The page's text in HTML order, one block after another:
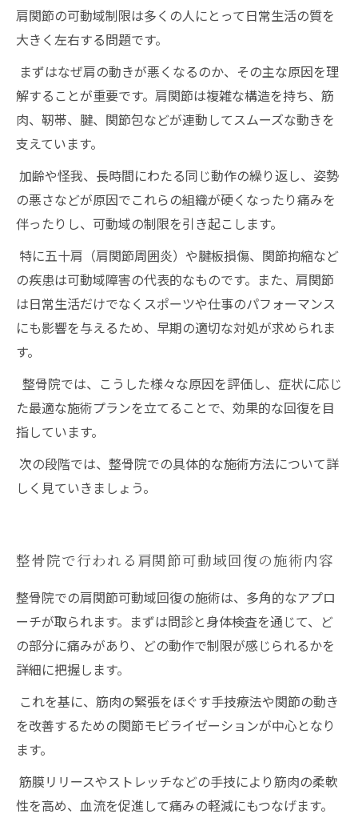
肩関節の可動域制限は多くの人にとって日常生活の質を
大きく左右する問題です。
まずはなぜ肩の動きが悪くなるのか、その主な原因を理
解することが重要です。肩関節は複雑な構造を持ち、筋
肉、靭帯、腱、関節包などが連動してスムーズな動きを
支えています。
加齢や怪我、長時間にわたる同じ動作の繰り返し、姿勢
の悪さなどが原因でこれらの組織が硬くなったり痛みを
伴ったりし、可動域の制限を引き起こします。
特に五十肩（肩関節周囲炎）や腱板損傷、関節拘縮など
の疾患は可動域障害の代表的なものです。また、肩関節
は日常生活だけでなくスポーツや仕事のパフォーマンス
にも影響を与えるため、早期の適切な対処が求められま
す。
整骨院では、こうした様々な原因を評価し、症状に応じ
た最適な施術プランを立てることで、効果的な回復を目
指しています。
次の段階では、整骨院での具体的な施術方法について詳
しく見ていきましょう。
整骨院で行われる肩関節可動域回復の施術内容
整骨院での肩関節可動域回復の施術は、多角的なアプロ
ーチが取られます。まずは問診と身体検査を通じて、ど
の部分に痛みがあり、どの動作で制限が感じられるかを
詳細に把握します。
これを基に、筋肉の緊張をほぐす手技療法や関節の動き
を改善するための関節モビライゼーションが中心となり
ます。
筋膜リリースやストレッチなどの手技により筋肉の柔軟
性を高め、血流を促進して痛みの軽減にもつなげます。